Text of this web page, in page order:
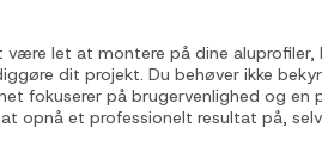
være let at montere på dine aluprofiler,
dit projekt. Du behøver ikke
fokuserer på brugervenlighed og en
opnå et professionelt resultat på,